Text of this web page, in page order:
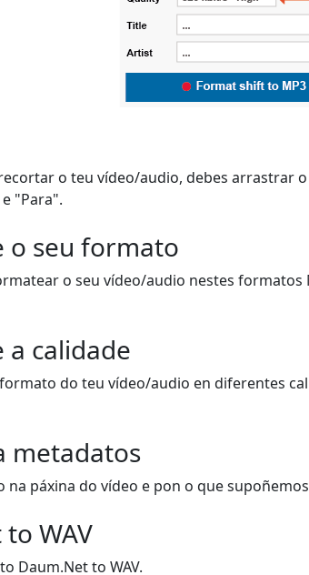
o teu vídeo/audio, debes arrastrar
"Para".
o seu formato
o seu vídeo/audio nestes formatos
a calidade
do teu vídeo/audio en diferentes
metadatos
na páxina do vídeo e pon o que
WAV
Daum.Net to WAV.